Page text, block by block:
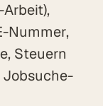
Nummer,
Steuern
Jobsuche-